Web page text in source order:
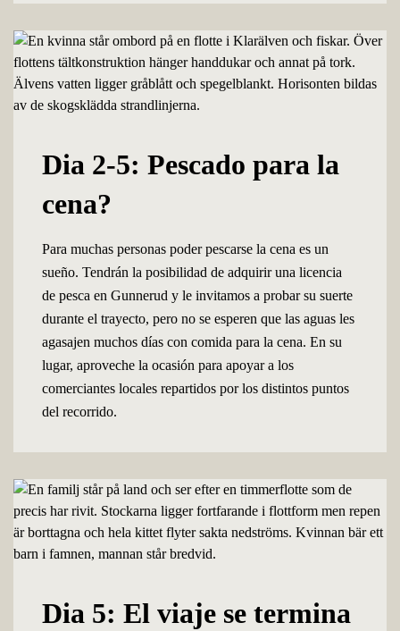
Dia 2-5: Pescado para la
cena?
Para muchas personas poder pescarse la cena es un
sueño. Tendrán la posibilidad de adquirir una licencia
de pesca en Gunnerud y le invitamos a probar su suerte
durante el trayecto, pero no se esperen que las aguas les
agasajen muchos días con comida para la cena. En su
lugar, aproveche la ocasión para apoyar a los
comerciantes locales repartidos por los distintos puntos
del recorrido.
Dia 5: El viaje se termina